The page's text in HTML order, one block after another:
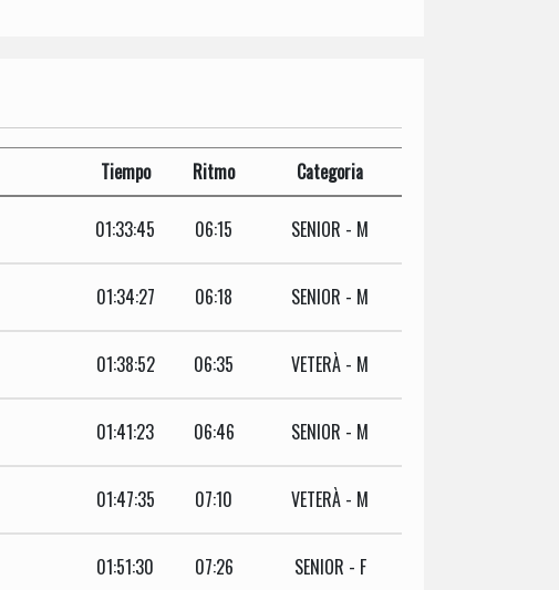
Tiempo Ritmo Categoria
01:33:45 06:15 SENIOR - M
01:34:27 06:18 SENIOR - M
01:38:52 06:35 VETERÀ - M
01:41:23 06:46 SENIOR - M
01:47:35 07:10 VETERÀ - M
01:51:30 07:26 SENIOR - F